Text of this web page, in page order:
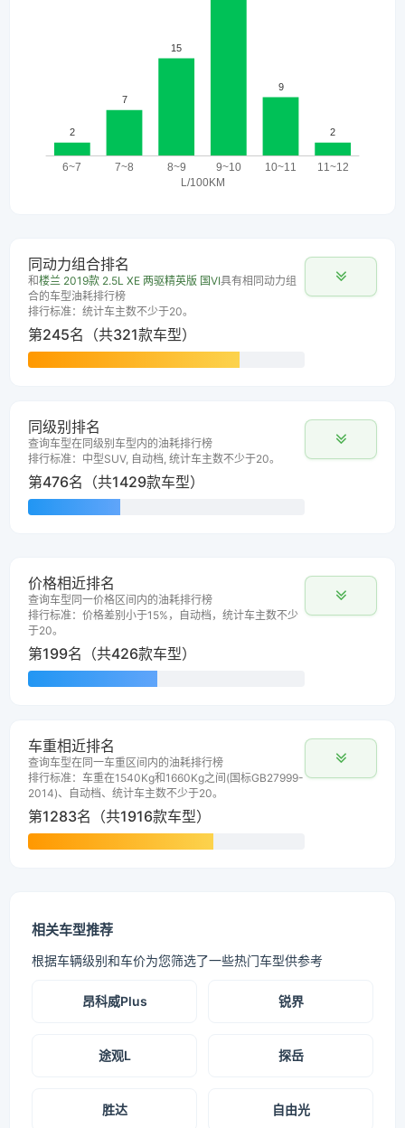
同动力组合排名
和楼兰 2019款 2.5L XE 两驱精英版 国VI具有相同动力组
合的车型油耗排行榜
排行标准：统计车主数不少于20。
第245名（共321款车型）
同级别排名
查询车型在同级别车型内的油耗排行榜
排行标准：中型SUV, 自动档, 统计车主数不少于20。
第476名（共1429款车型）
价格相近排名
查询车型同一价格区间内的油耗排行榜
排行标准：价格差别小于15%，自动档，统计车主数不少
于20。
第199名（共426款车型）
车重相近排名
查询车型在同一车重区间内的油耗排行榜
排行标准：车重在1540Kg和1660Kg之间(国标GB27999-
2014)、自动档、统计车主数不少于20。
第1283名（共1916款车型）
相关车型推荐
根据车辆级别和车价为您筛选了一些热门车型供参考
昂科威Plus 锐界
途观L 探岳
胜达 自由光